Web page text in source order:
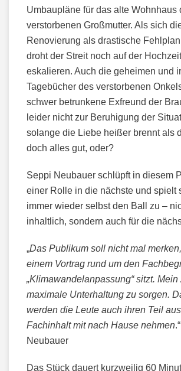
Umbaupläne für das alte Wohnhaus
verstorbenen Großmutter. Als sich
Renovierung als drastische
droht der Streit noch auf der
eskalieren. Auch die geheimen und
Tagebücher des verstorbenen
schwer betrunkene Exfreund der
leider nicht zur Beruhigung der
solange die Liebe heißer brennt als
doch alles gut, oder?
Seppi Neubauer schlüpft in diesem
einer Rolle in die nächste und spielt
immer wieder selbst den Ball zu –
inhaltlich, sondern auch für die
„Das Publikum soll nicht mal
einem Vortrag rund um den
„Klimawandelanpassung“ sitzt.
maximale Unterhaltung zu sorgen.
werden die Leute auch ihren Teil
Fachinhalt mit nach Hause nehmen
Neubauer
Das Stück dauert kurzweilig 60